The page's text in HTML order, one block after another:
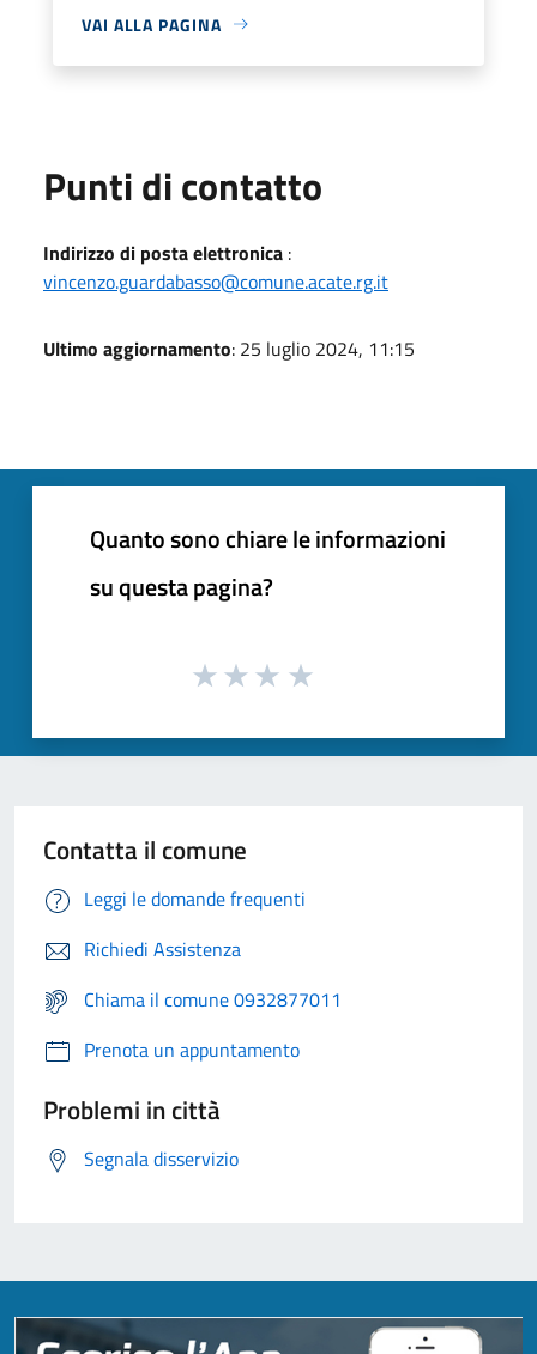
VAI ALLA PAGINA
Punti di contatto
Indirizzo di posta elettronica :
vincenzo.guardabasso@comune.acate.rg.it
Ultimo aggiornamento: 25 luglio 2024, 11:15
Quanto sono chiare le informazioni
su questa pagina?
Contatta il comune
Leggi le domande frequenti
Richiedi Assistenza
Chiama il comune 0932877011
Prenota un appuntamento
Problemi in città
Segnala disservizio